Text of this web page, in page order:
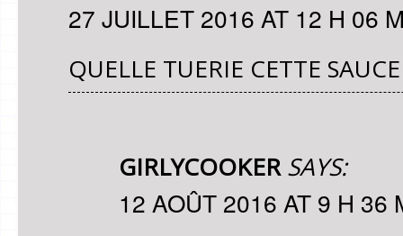
27 JUILLET 2016 AT 12 H 06
QUELLE TUERIE CETTE
GIRLYCOOKER SAYS:
12 AOÛT 2016 AT 9 H 36